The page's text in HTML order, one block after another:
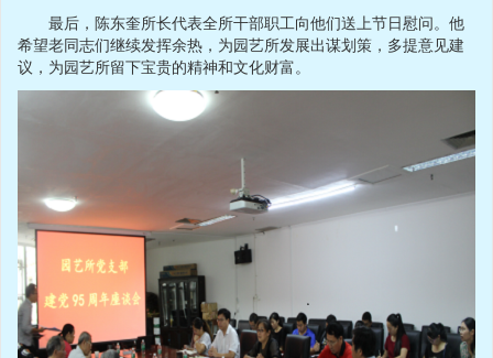
最后，陈东奎所长代表全所干部职工向他们送上节日慰问。他
希望老同志们继续发挥余热，为园艺所发展出谋划策，多提意见建
议，为园艺所留下宝贵的精神和文化财富。